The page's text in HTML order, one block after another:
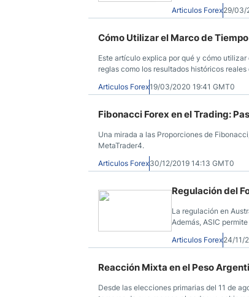
operaciones que
Articulos Forex29/03/
Cómo Utilizar el Marco de
Este artículo explica por qué y cómo
reglas como los resultados históricos
utilizar o adaptar.
Articulos Forex19/03/2020 19:41 GMT0
Fibonacci Forex en el Trading:
Una mirada a las Proporciones de
MetaTrader4.
Articulos Forex30/12/2019 14:13 GMT0
Regulación del
La regulación en
Además, ASIC
Articulos Forex24/11/
Reacción Mixta en el Peso
Desde las elecciones primarias del 11 de